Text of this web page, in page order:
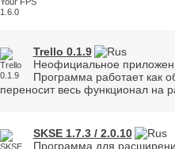
Trello 0.1.9
Неофициальное
Программа работает как
переносит весь функционал на
SKSE 1.7.3 / 2.0.10
Программа для